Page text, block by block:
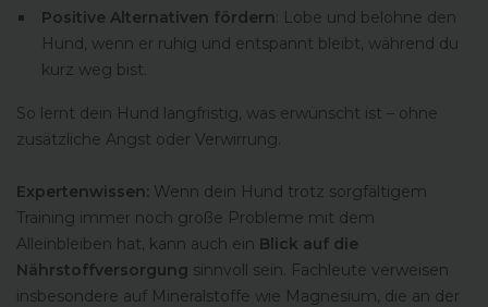
Positive Alternativen fördern: Lobe und belohne den
Hund, wenn er ruhig und entspannt bleibt, während du
kurz weg bist.
So lernt dein Hund langfristig, was erwünscht ist – ohne
zusätzliche Angst oder Verwirrung.
Expertenwissen: Wenn dein Hund trotz sorgfältigem
Training immer noch große Probleme mit dem
Alleinbleiben hat, kann auch ein Blick auf die
Nährstoffversorgung sinnvoll sein. Fachleute verweisen
insbesondere auf Mineralstoffe wie Magnesium, die an der